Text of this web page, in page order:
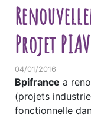
Projet
04/01/2016
Bpifrance a
(projets
fonctionnelle